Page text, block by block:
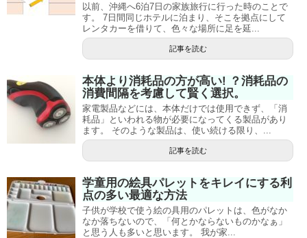
以前、沖縄へ6泊7日の家族旅行に行った時のことで
す。 7日間同じホテルに泊まり、そこを拠点にして
レンタカーを借りて、色々な場所に足を延...
記事を読む
本体より消耗品の方が高い! ？消耗品の
消費間隔を考慮して賢く選択。
家電製品などには、本体だけでは使用できず、「消
耗品」といわれる物が必要になってくる製品があり
ます。 そのような製品は、使い続ける限り、...
記事を読む
学童用の絵具パレットをキレイにする利
点の多い最適な方法
子供が学校で使う絵の具用のパレットは、色がなか
なか落ちないので、「何とかならないものかなぁ」
と思う人も多いと思います。 我が家...